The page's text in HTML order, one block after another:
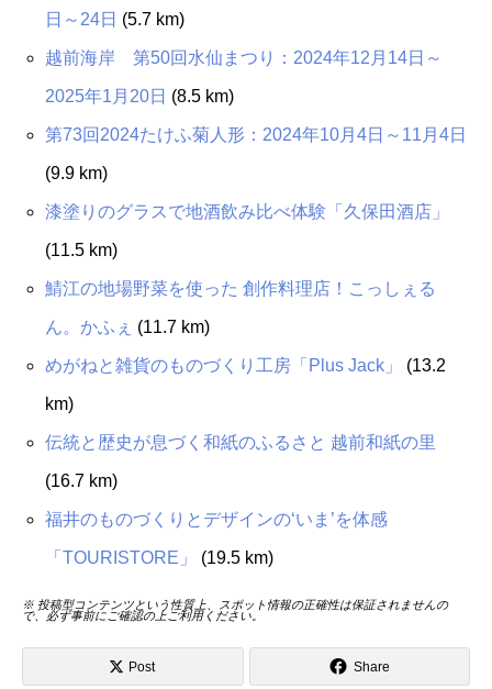
日～24日 (5.7 km)
越前海岸 第50回水仙まつり：2024年12月14日～
2025年1月20日 (8.5 km)
第73回2024たけふ菊人形：2024年10月4日～11月4日
(9.9 km)
漆塗りのグラスで地酒飲み比べ体験「久保田酒店」
(11.5 km)
鯖江の地場野菜を使った 創作料理店！こっしぇる
ん。かふぇ (11.7 km)
めがねと雑貨のものづくり工房「Plus Jack」 (13.2
km)
伝統と歴史が息づく和紙のふるさと 越前和紙の里
(16.7 km)
福井のものづくりとデザインの‘いま’を体感
「TOURISTORE」 (19.5 km)
※ 投稿型コンテンツという性質上、スポット情報の正確性は保証されませんの
で、必ず事前にご確認の上ご利用ください。
Post Share